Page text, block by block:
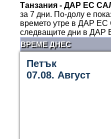
Танзания - ДАР ЕС
за 7 дни. По-долу е
времето утре в ДАР ЕС
следващите дни в ДАР
ВРЕМЕ ДНЕС
Петък
07.08. Август